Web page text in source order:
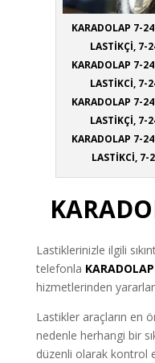
KARADOLAP 7-
LASTİKÇİ, 7-
KARADOLAP 7-
LASTİKCİ, 7-
KARADOLAP 7-
LASTİKÇİ, 7-
KARADOLAP 7-
LASTİKCİ, 7-
Lastiklerinizle ilgili
telefonla
hizmetlerinden
Lastikler araçların en
nedenle herhangi bir
düzenli olarak kontrol